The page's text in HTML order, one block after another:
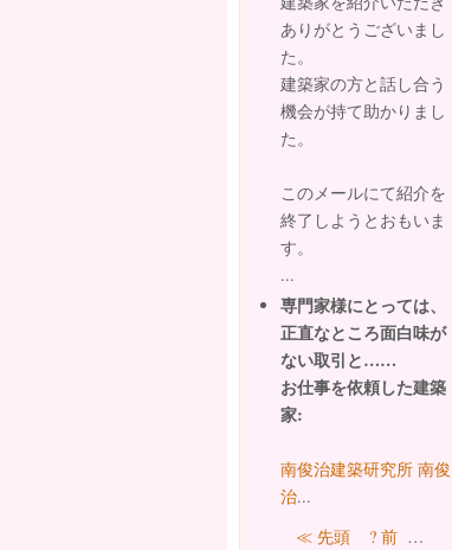
ありがとうございまし
た。
建築家の方と話し合う
機会が持て助かりまし
た。
このメールにて紹介を
終了しようとおもいま
す。
...
専門家様にとっては、
正直なところ面白味が
ない取引と……
お仕事を依頼した建築
家:
南俊治建築研究所 南俊
治...
ページ≪ 先頭 ? 前 …